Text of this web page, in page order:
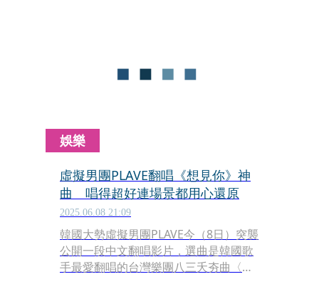
娛樂
虛擬男團PLAVE翻唱《想見你》神
曲 唱得超好連場景都用心還原
2025.06.08 21:09
韓國大勢虛擬男團PLAVE今（8日）突襲
公開一段中文翻唱影片，選曲是韓國歌
手最愛翻唱的台灣樂團八三夭夯曲〈想